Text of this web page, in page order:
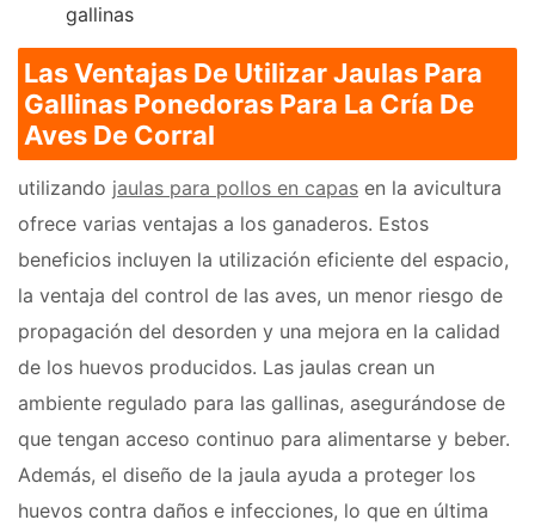
gallinas
Las Ventajas De Utilizar Jaulas Para
Gallinas Ponedoras Para La Cría De
Aves De Corral
utilizando jaulas para pollos en capas en la avicultura
ofrece varias ventajas a los ganaderos. Estos
beneficios incluyen la utilización eficiente del espacio,
la ventaja del control de las aves, un menor riesgo de
propagación del desorden y una mejora en la calidad
de los huevos producidos. Las jaulas crean un
ambiente regulado para las gallinas, asegurándose de
que tengan acceso continuo para alimentarse y beber.
Además, el diseño de la jaula ayuda a proteger los
huevos contra daños e infecciones, lo que en última